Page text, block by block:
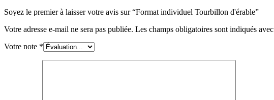
Soyez le premier à laisser votre avis sur “Format individuel Tourbillon d'érable”
Votre adresse e-mail ne sera pas publiée. Les champs obligatoires sont indiqués avec
Votre note *